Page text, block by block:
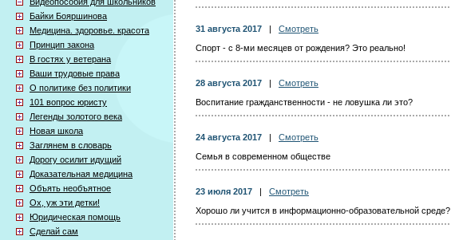
Байки Бояршинова
Медицина. здоровье. красота
Принцип закона
В гостях у ветерана
Ваши трудовые права
О политике без политики
101 вопрос юристу
Легенды золотого века
Новая школа
Заглянем в словарь
Дорогу осилит идущий
Доказательная медицина
Объять необъятное
Ох, уж эти детки!
Юридическая помощь
Сделай сам
31 августа 2017
Смотреть
Спорт - с 8-ми месяцев от рождения? Это реально!
28 августа 2017
Смотреть
Воспитание гражданственности - не ловушка ли это?
24 августа 2017
Смотреть
Семья в современном обществе
23 июля 2017
Смотреть
Хорошо ли учится в информационно-образовательной среде?